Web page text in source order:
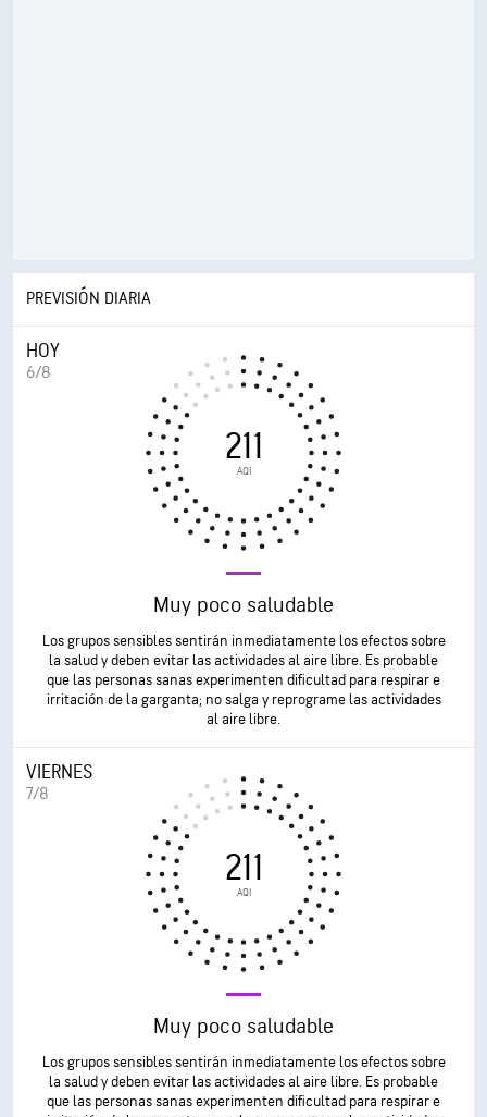
PREVISIÓN DIARIA
HOY
6/8
211
AQI
Muy poco saludable
Los grupos sensibles sentirán inmediatamente los efectos sobre
la salud y deben evitar las actividades al aire libre. Es probable
que las personas sanas experimenten dificultad para respirar e
irritación de la garganta; no salga y reprograme las actividades
al aire libre.
VIERNES
7/8
211
AQI
Muy poco saludable
Los grupos sensibles sentirán inmediatamente los efectos sobre
la salud y deben evitar las actividades al aire libre. Es probable
que las personas sanas experimenten dificultad para respirar e